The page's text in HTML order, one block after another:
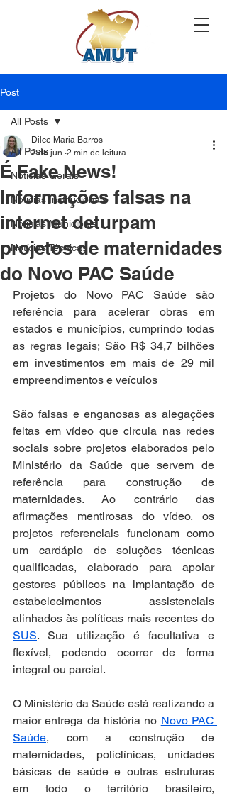
Post
All Posts
Notícias Gerais
Notícias Institucionais
Notícias Municipais
Notícias Técnicas
All Posts
É Fake News!
Informações falsas na
internet deturpam
projetos de maternidades
do Novo PAC Saúde
Dilce Maria Barros
2 de jun. 2 min de leitura
Projetos do Novo PAC Saúde são
referência para acelerar obras em
estados e municípios, cumprindo todas
as regras legais; São R$ 34,7 bilhões
em investimentos em mais de 29 mil
empreendimentos e veículos
São falsas e enganosas as alegações
feitas em vídeo que circula nas redes
sociais sobre projetos elaborados pelo
Ministério da Saúde que servem de
referência para construção de
maternidades. Ao contrário das
afirmações mentirosas do vídeo, os
projetos referenciais funcionam como
um cardápio de soluções técnicas
qualificadas, elaborado para apoiar
gestores públicos na implantação de
estabelecimentos assistenciais
SUS. Sua utilização é facultativa e
flexível, podendo ocorrer de forma
integral ou parcial.
O Ministério da Saúde está realizando a
maior entrega da história no Novo PAC
Saúde, com a construção de
maternidades, policlínicas, unidades
básicas de saúde e outras estruturas
em todo o território brasileiro,